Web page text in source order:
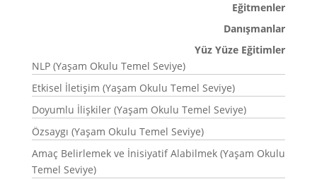
Eğitmenler
Danışmanlar
Yüz Yüze Eğitimler
NLP (Yaşam Okulu Temel Seviye)
Etkisel İletişim (Yaşam Okulu Temel Seviye)
Doyumlu İlişkiler (Yaşam Okulu Temel Seviye)
Özsaygı (Yaşam Okulu Temel Seviye)
Amaç Belirlemek ve İnisiyatif Alabilmek (Yaşam Okulu
Temel Seviye)